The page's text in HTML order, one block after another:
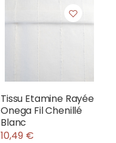
Tissu Etamine Rayée
Onega Fil Chenillé
Blanc
10,49 €